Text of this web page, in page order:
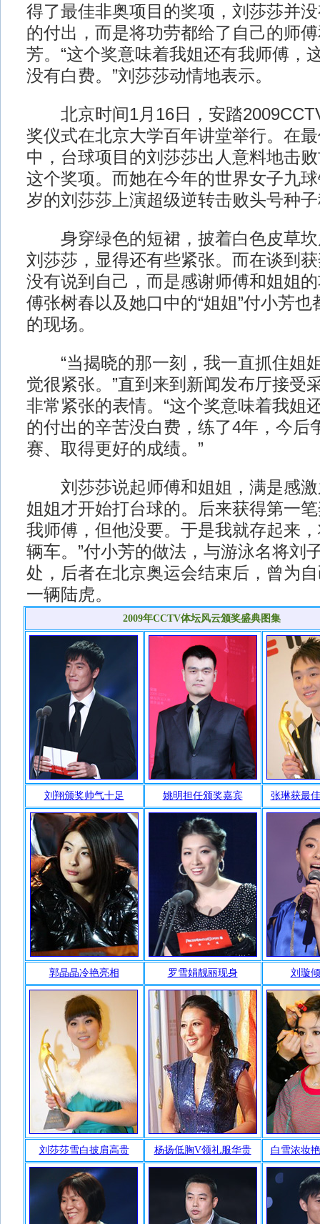
得了最佳非奥项目的奖项，刘莎莎并
的付出，而是将功劳都给了自己的师傅
芳。“这个奖意味着我姐还有我师傅，
没有白费。”刘莎莎动情地表示。
北京时间1月16日，安踏
奖仪式在北京大学百年讲堂举行。在
中，台球项目的刘莎莎出人意料地击
这个奖项。而她在今年的世界女子九
岁的刘莎莎上演超级逆转击败头号种
身穿绿色的短裙，披着白色皮草坎
刘莎莎，显得还有些紧张。而在谈到
没有说到自己，而是感谢师傅和姐姐
傅张树春以及她口中的“姐姐”付小芳
的现场。
“当揭晓的那一刻，我一直抓住姐
觉很紧张。”直到来到新闻发布厅接受
非常紧张的表情。“这个奖意味着我姐
的付出的辛苦没白费，练了4年，今后
赛、取得更好的成绩。”
刘莎莎说起师傅和姐姐，满是感激
姐姐才开始打台球的。后来获得第一
我师傅，但他没要。于是我就存起来
辆车。”付小芳的做法，与游泳名将刘
处，后者在北京奥运会结束后，曾为
一辆陆虎。